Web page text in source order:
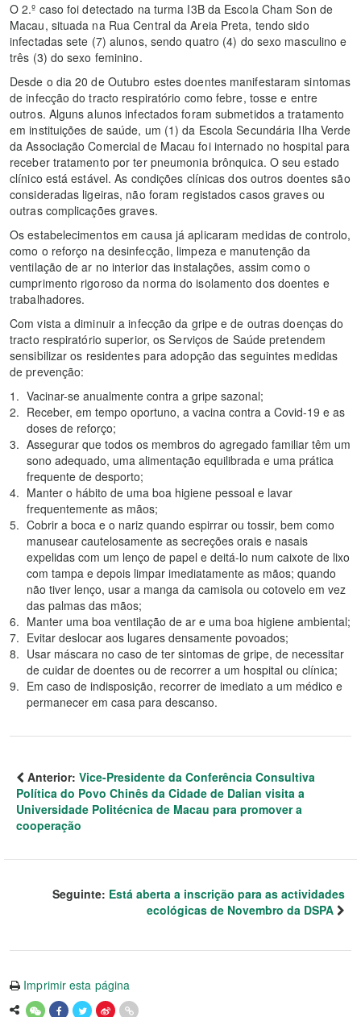
O 2.º caso foi detectado na turma I3B da Escola Cham Son de
Macau, situada na Rua Central da Areia Preta, tendo sido
infectadas sete (7) alunos, sendo quatro (4) do sexo masculino e
três (3) do sexo feminino.
Desde o dia 20 de Outubro estes doentes manifestaram sintomas
de infecção do tracto respiratório como febre, tosse e entre
outros. Alguns alunos infectados foram submetidos a tratamento
em instituições de saúde, um (1) da Escola Secundária Ilha Verde
da Associação Comercial de Macau foi internado no hospital para
receber tratamento por ter pneumonia brônquica. O seu estado
clínico está estável. As condições clínicas dos outros doentes são
consideradas ligeiras, não foram registados casos graves ou
outras complicações graves.
Os estabelecimentos em causa já aplicaram medidas de controlo,
como o reforço na desinfecção, limpeza e manutenção da
ventilação de ar no interior das instalações, assim como o
cumprimento rigoroso da norma do isolamento dos doentes e
trabalhadores.
Com vista a diminuir a infecção da gripe e de outras doenças do
tracto respiratório superior, os Serviços de Saúde pretendem
sensibilizar os residentes para adopção das seguintes medidas
de prevenção:
Vacinar-se anualmente contra a gripe sazonal;
Receber, em tempo oportuno, a vacina contra a Covid-19 e as
doses de reforço;
Assegurar que todos os membros do agregado familiar têm um
sono adequado, uma alimentação equilibrada e uma prática
frequente de desporto;
Manter o hábito de uma boa higiene pessoal e lavar
frequentemente as mãos;
Cobrir a boca e o nariz quando espirrar ou tossir, bem como
manusear cautelosamente as secreções orais e nasais
expelidas com um lenço de papel e deitá-lo num caixote de lixo
com tampa e depois limpar imediatamente as mãos; quando
não tiver lenço, usar a manga da camisola ou cotovelo em vez
das palmas das mãos;
Manter uma boa ventilação de ar e uma boa higiene ambiental;
Evitar deslocar aos lugares densamente povoados;
Usar máscara no caso de ter sintomas de gripe, de necessitar
de cuidar de doentes ou de recorrer a um hospital ou clínica;
Em caso de indisposição, recorrer de imediato a um médico e
permanecer em casa para descanso.
Anterior: Vice-Presidente da Conferência Consultiva
Política do Povo Chinês da Cidade de Dalian visita a
Universidade Politécnica de Macau para promover a
cooperação
Seguinte: Está aberta a inscrição para as actividades
ecológicas de Novembro da DSPA
Imprimir esta página